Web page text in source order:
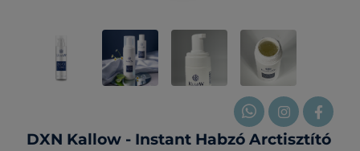
DXN Kallow - Instant Habzó Arctisztító